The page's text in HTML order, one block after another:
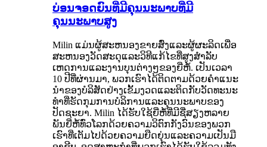
ບ່ອນຈອດຍົນທີ່ມີຄຸນນະພາບທີ່ມີ
ຄຸນນະພາບສູງ
Milin ແມ່ນຜູ້ສະຫນອງຂາຍສົ່ງແລະຜູ້ຜະລິດເພື່ອ
ສະຫນອງວັດສະດຸແລະວິທີແກ້ໄຂທີ່ສູງສໍາລັບ
ເຫດການແລະງານບຸນຕ່າງໆຂອງຍີ່ຫໍ້. ເປັນເວລາ
10 ປີທີ່ຜ່ານມາ, ພວກເຮົາໄດ້ຕິດຕາມດ້ວຍຄໍາແນະ
ນໍາຂອງບໍລິສັດຢ່າງເຂັ້ມງວດແລະຕິດກັບວັດທະນະ
ທໍາທີ່ຮັດກຸມການບໍລິການແລະຄຸນນະພາບຂອງ
ປັດຊະຍາ. Milin ໄດ້ຮັບໃຊ້ຍີ່ຫໍ້ທີ່ມີຊື່ສຽງຫລາຍ
ພັນຍີ່ຫໍ້ທົ່ວໂລກດ້ວຍຄວາມວິຕົກກັງວົນຂອງພວກ
ເຮົາທີ່ເຕັມໄປດ້ວຍຄວາມຍືດຍຸ່ນແລະຄວາມເປັນມື